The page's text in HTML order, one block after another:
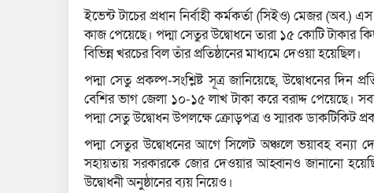
ইভেন্ট টাচের প্রধান নির্বাহী কর্মকর্তা (সিইও) মেজর (অব.)
কাজ পেয়েছে। পদ্মা সেতুর উদ্বোধনে তারা ১৫ কোটি টাকার
বিভিন্ন খরচের বিল তাঁর প্রতিষ্ঠানের মাধ্যমে দেওয়া হয়েছিল।
পদ্মা সেতু প্রকল্প-সংশ্লিষ্ট সূত্র জানিয়েছে, উদ্বোধনের
বেশির ভাগ জেলা ১০-১৫ লাখ টাকা করে বরাদ্দ পেয়েছে।
পদ্মা সেতু উদ্বোধন উপলক্ষে ক্রোড়পত্র ও স্মারক ডাকটিকিট
পদ্মা সেতুর উদ্বোধনের আগে সিলেট অঞ্চলে ভয়াবহ বন্যা
সহায়তায় সরকারকে জোর দেওয়ার আহ্বানও জানানো
উদ্বোধনী অনুষ্ঠানের ব্যয় নিয়েও।